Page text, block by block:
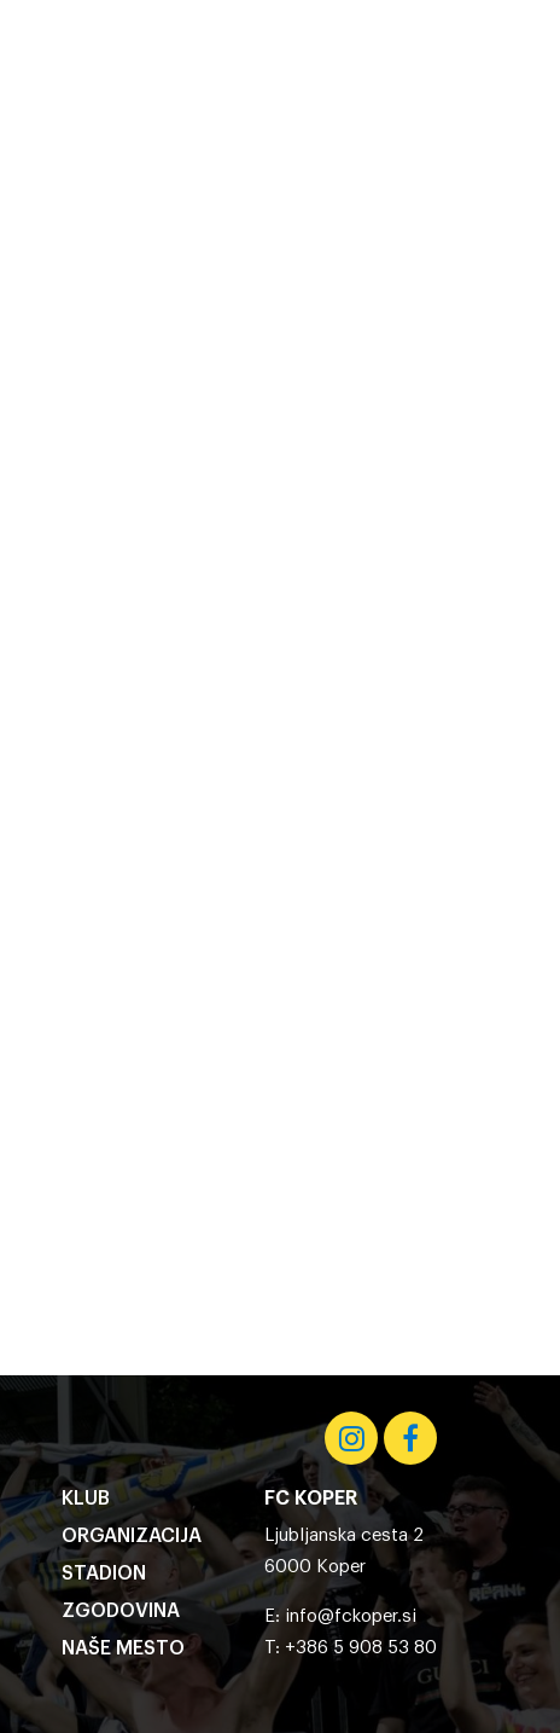
KLUB
ORGANIZACIJA
STADION
ZGODOVINA
NAŠE MESTO
FC KOPER
Ljubljanska cesta 2
6000 Koper
E: info@fckoper.si
T: +386 5 908 53 80